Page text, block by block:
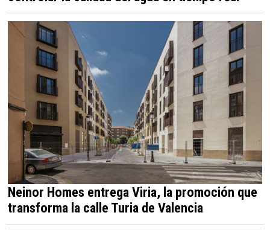
Neinor Homes entrega Viria, la promoción que
transforma la calle Turia de Valencia